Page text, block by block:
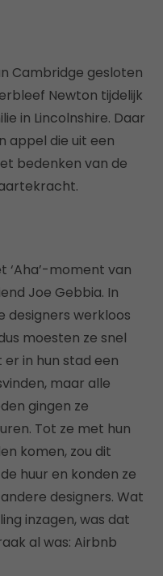
Cambridge gesloten
Newton tijdelijk
in Lincolnshire. Daar
appel die uit een
bedenken van de
‘Aha’-moment van
Joe Gebbia. In
designers werkloos
moesten ze snel
in hun stad een
maar alle
gingen ze
Tot ze met hun
komen, zou dit
huur en konden ze
designers. Wat
inzagen, was dat
al was: Airbnb